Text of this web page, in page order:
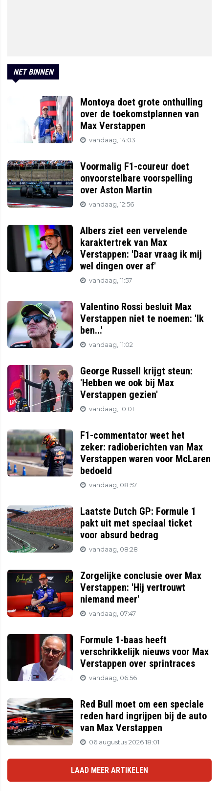
NET BINNEN
Montoya doet grote onthulling
over de toekomstplannen van
Max Verstappen
vandaag, 14:03
Voormalig F1-coureur doet
onvoorstelbare voorspelling
over Aston Martin
vandaag, 12:56
Albers ziet een vervelende
karaktertrek van Max
Verstappen: 'Daar vraag ik mij
wel dingen over af'
vandaag, 11:57
Valentino Rossi besluit Max
Verstappen niet te noemen: 'Ik
ben...'
vandaag, 11:02
George Russell krijgt steun:
'Hebben we ook bij Max
Verstappen gezien'
vandaag, 10:01
F1-commentator weet het
zeker: radioberichten van Max
Verstappen waren voor McLaren
bedoeld
vandaag, 08:57
Laatste Dutch GP: Formule 1
pakt uit met speciaal ticket
voor absurd bedrag
vandaag, 08:28
Zorgelijke conclusie over Max
Verstappen: 'Hij vertrouwt
niemand meer'
vandaag, 07:47
Formule 1-baas heeft
verschrikkelijk nieuws voor Max
Verstappen over sprintraces
vandaag, 06:56
Red Bull moet om een speciale
reden hard ingrijpen bij de auto
van Max Verstappen
06 augustus 2026 18:01
LAAD MEER ARTIKELEN